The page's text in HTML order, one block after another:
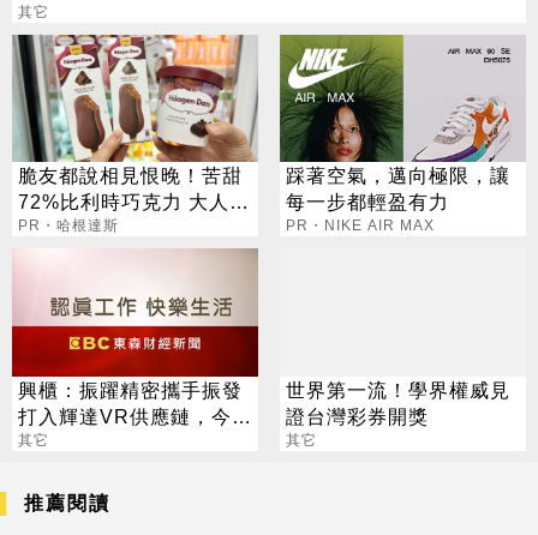
其它
脆友都說相見恨晚！苦甜
72%比利時巧克力 大人味
爆紅！
PR・哈根達斯
踩著空氣，邁向極限，讓
每一步都輕盈有力
PR・NIKE AIR MAX
興櫃：振躍精密攜手振發
打入輝達VR供應鏈，今年
伺服器滑軌業務拚倍增
其它
世界第一流！學界權威見
證台灣彩券開獎
其它
推薦閱讀